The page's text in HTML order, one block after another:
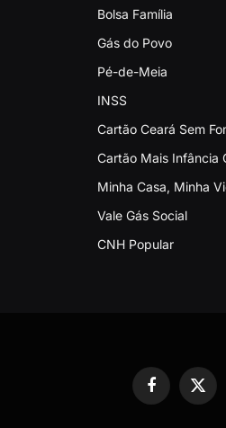
Bolsa Família
Gás do Povo
Pé-de-Meia
INSS
Cartão Ceará Sem
Cartão Mais Infância
Minha Casa, Minha
Vale Gás Social
CNH Popular
Facebook
X